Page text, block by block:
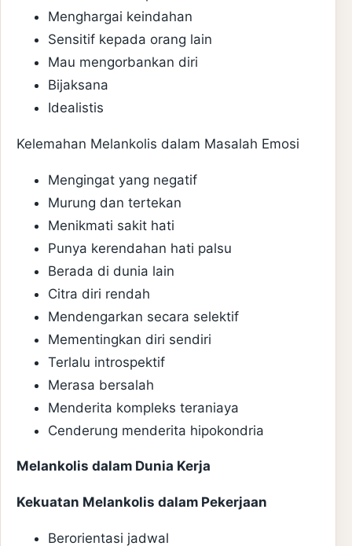
Menghargai keindahan
Sensitif kepada orang lain
Mau mengorbankan diri
Bijaksana
Idealistis
Kelemahan Melankolis dalam Masalah Emosi
Mengingat yang negatif
Murung dan tertekan
Menikmati sakit hati
Punya kerendahan hati palsu
Berada di dunia lain
Citra diri rendah
Mendengarkan secara selektif
Mementingkan diri sendiri
Terlalu introspektif
Merasa bersalah
Menderita kompleks teraniaya
Cenderung menderita hipokondria
Melankolis dalam Dunia Kerja
Kekuatan Melankolis dalam Pekerjaan
Berorientasi jadwal